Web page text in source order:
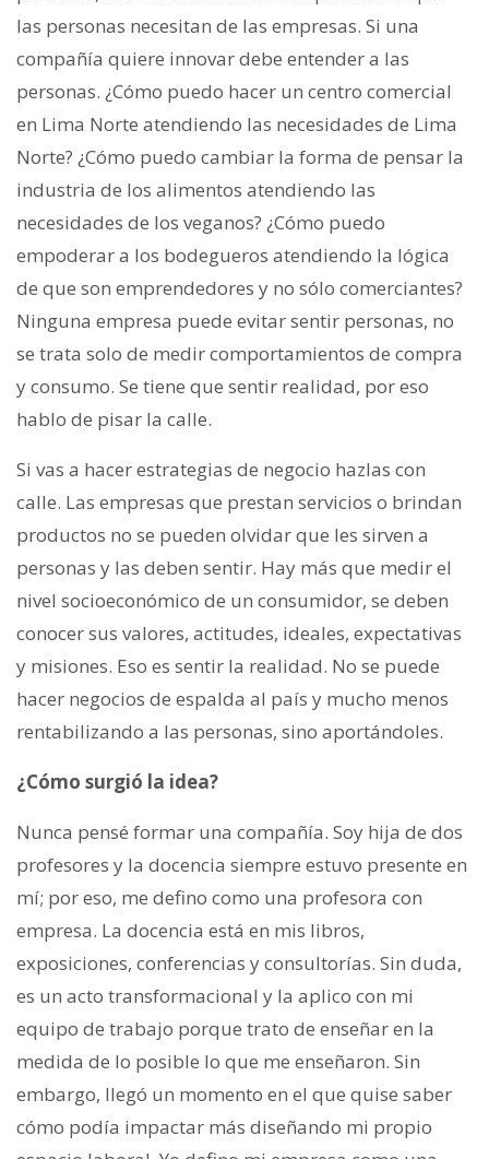
las personas necesitan de las empresas. Si una
compañía quiere innovar debe entender a las
personas. ¿Cómo puedo hacer un centro comercial
en Lima Norte atendiendo las necesidades de Lima
Norte? ¿Cómo puedo cambiar la forma de pensar la
industria de los alimentos atendiendo las
necesidades de los veganos? ¿Cómo puedo
empoderar a los bodegueros atendiendo la lógica
de que son emprendedores y no sólo comerciantes?
Ninguna empresa puede evitar sentir personas, no
se trata solo de medir comportamientos de compra
y consumo. Se tiene que sentir realidad, por eso
hablo de pisar la calle.
Si vas a hacer estrategias de negocio hazlas con
calle. Las empresas que prestan servicios o brindan
productos no se pueden olvidar que les sirven a
personas y las deben sentir. Hay más que medir el
nivel socioeconómico de un consumidor, se deben
conocer sus valores, actitudes, ideales, expectativas
y misiones. Eso es sentir la realidad. No se puede
hacer negocios de espalda al país y mucho menos
rentabilizando a las personas, sino aportándoles.
¿Cómo surgió la idea?
Nunca pensé formar una compañía. Soy hija de dos
profesores y la docencia siempre estuvo presente en
mí; por eso, me defino como una profesora con
empresa. La docencia está en mis libros,
exposiciones, conferencias y consultorías. Sin duda,
es un acto transformacional y la aplico con mi
equipo de trabajo porque trato de enseñar en la
medida de lo posible lo que me enseñaron. Sin
embargo, llegó un momento en el que quise saber
cómo podía impactar más diseñando mi propio